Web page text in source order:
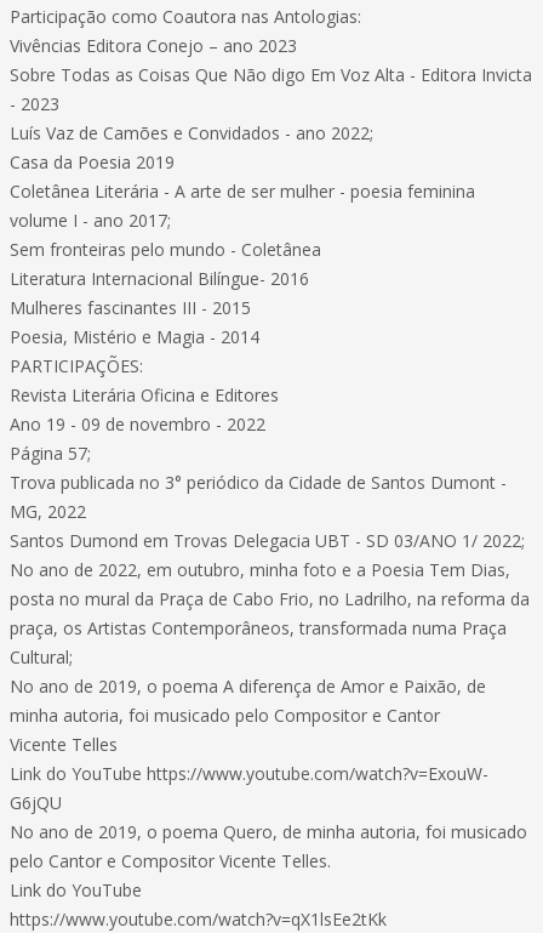
Participação como Coautora nas Antologias:
Vivências Editora Conejo – ano 2023
Sobre Todas as Coisas Que Não digo Em Voz Alta - Editora Invicta
- 2023
Luís Vaz de Camões e Convidados - ano 2022;
Casa da Poesia 2019
Coletânea Literária - A arte de ser mulher - poesia feminina
volume I - ano 2017;
Sem fronteiras pelo mundo - Coletânea
Literatura Internacional Bilíngue- 2016
Mulheres fascinantes III - 2015
Poesia, Mistério e Magia - 2014
PARTICIPAÇÕES:
Revista Literária Oficina e Editores
Ano 19 - 09 de novembro - 2022
Página 57;
Trova publicada no 3° periódico da Cidade de Santos Dumont -
MG, 2022
Santos Dumond em Trovas Delegacia UBT - SD 03/ANO 1/ 2022;
No ano de 2022, em outubro, minha foto e a Poesia Tem Dias,
posta no mural da Praça de Cabo Frio, no Ladrilho, na reforma da
praça, os Artistas Contemporâneos, transformada numa Praça
Cultural;
No ano de 2019, o poema A diferença de Amor e Paixão, de
minha autoria, foi musicado pelo Compositor e Cantor
Vicente Telles
Link do YouTube https://www.youtube.com/watch?v=ExouW-
G6jQU
No ano de 2019, o poema Quero, de minha autoria, foi musicado
pelo Cantor e Compositor Vicente Telles.
Link do YouTube
https://www.youtube.com/watch?v=qX1lsEe2tKk